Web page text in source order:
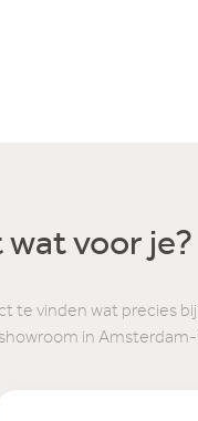
wat voor je?
te vinden wat precies
in